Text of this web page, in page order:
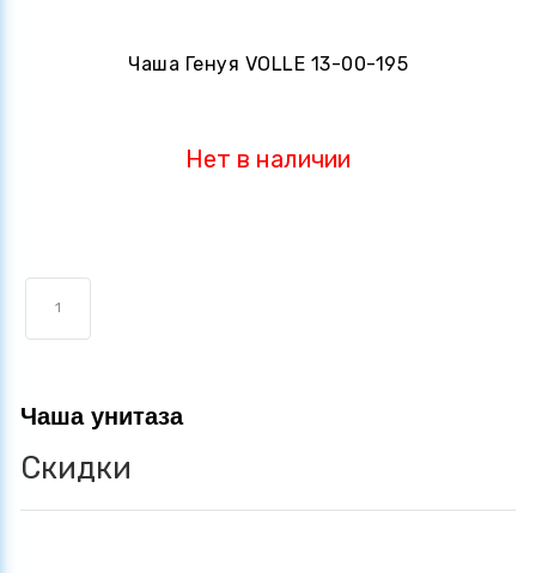
Чаша Генуя VOLLE 13-00-195
Нет в наличии
1
Чаша унитаза
Скидки